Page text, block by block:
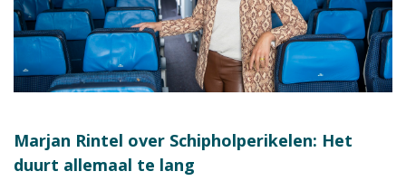
Marjan Rintel over Schipholperikelen: Het
duurt allemaal te lang